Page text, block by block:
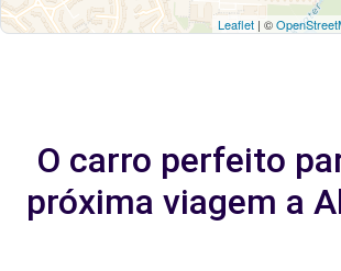
Leaflet | ©
O carro perfeito
próxima viagem a